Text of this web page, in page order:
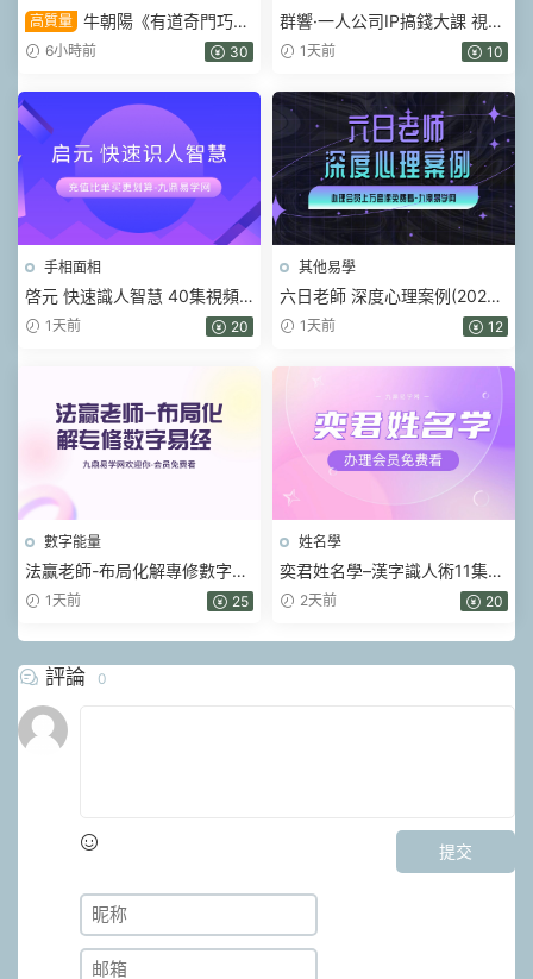
高質量 牛朝陽《有道奇門巧記
象義系統》17集視頻 約3小時
6小時前 30
群響·一人公司IP搞錢大課 視頻
+課件pdf
1天前 10
手相面相
啓元 快速識人智慧 40集視頻
課 1天前 20
其他易學
六日老師 深度心理案例(2026)
視頻16集
1天前 12
數字能量
法赢老師-布局化解專修數字易
經 80集視頻
1天前 25
姓名學
奕君姓名學–漢字識人術11集視
頻 2天前 20
評論 0
提交